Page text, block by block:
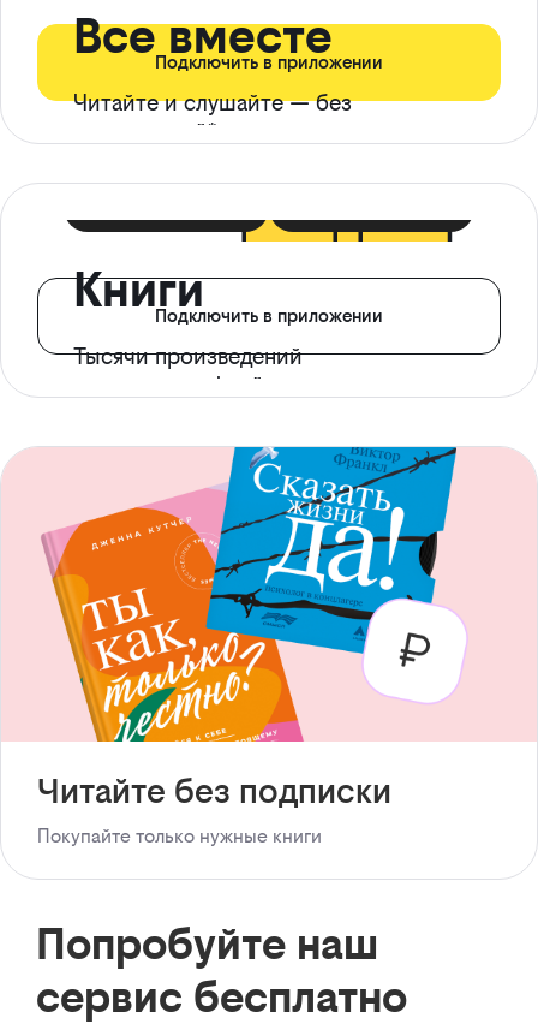
Все вместе
Читайте и слушайте — без
ограничений*
Подключить в приложении
Книги
Тысячи произведений
с доступом офлайн
Подключить в приложении
Читайте без подписки
Покупайте только нужные книги
Попробуйте наш
сервис бесплатно